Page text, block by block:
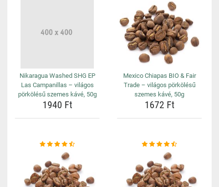
Nikaragua Washed SHG EP
Las Campanillas – világos
pörkölésű szemes kávé, 50g
1940 Ft
Mexico Chiapas BIO & Fair
Trade – világos pörkölésű
szemes kávé, 50g
1672 Ft